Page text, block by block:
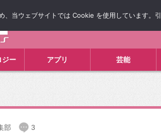
ジー アプリ 芸能
部 3
、当ウェブサイトでは Cookie を使用しています。